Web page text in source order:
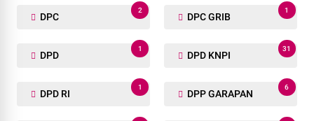
DPC
2
DPC GRIB
1
DPD
1
DPD KNPI
31
DPD RI
1
DPP GARAPAN
6